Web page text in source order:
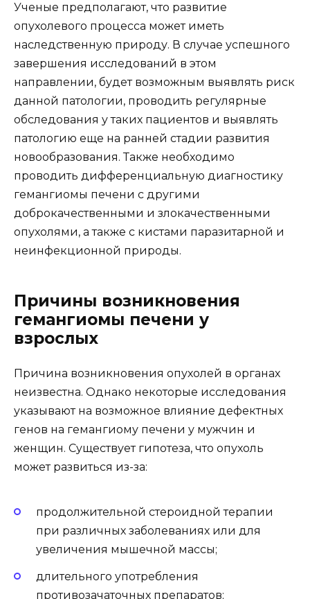
Ученые предполагают, что развитие
опухолевого процесса может иметь
наследственную природу. В случае успешного
завершения исследований в этом
направлении, будет возможным выявлять риск
данной патологии, проводить регулярные
обследования у таких пациентов и выявлять
патологию еще на ранней стадии развития
новообразования. Также необходимо
проводить дифференциальную диагностику
гемангиомы печени с другими
доброкачественными и злокачественными
опухолями, а также с кистами паразитарной и
неинфекционной природы.
Причины возникновения
гемангиомы печени у
взрослых
Причина возникновения опухолей в органах
неизвестна. Однако некоторые исследования
указывают на возможное влияние дефектных
генов на гемангиому печени у мужчин и
женщин. Существует гипотеза, что опухоль
может развиться из-за:
продолжительной стероидной терапии
при различных заболеваниях или для
увеличения мышечной массы;
длительного употребления
противозачаточных препаратов;